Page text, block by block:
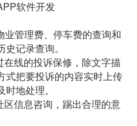
管理费、停车费的查询和
记录查询。
线的投诉保修，除文字描
式把要投诉的内容实时上传
地处理。
信息咨询，踢出合理的意